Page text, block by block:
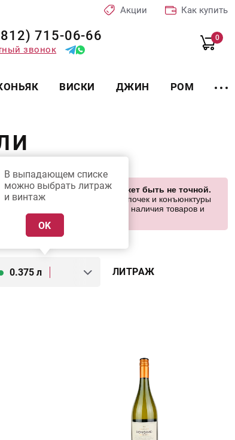
Акции Как купить
715-06-66
звонок
0
ВИСКИ ДЖИН РОМ
характер и может быть не точной.
валют, логистических цепочек и конъюнктуры
запросы. Об актуальности наличия товаров и
06-66 с 11-22
В выпадающем списке
можно выбрать литраж
и винтаж
OK
0.375 л ЛИТРАЖ